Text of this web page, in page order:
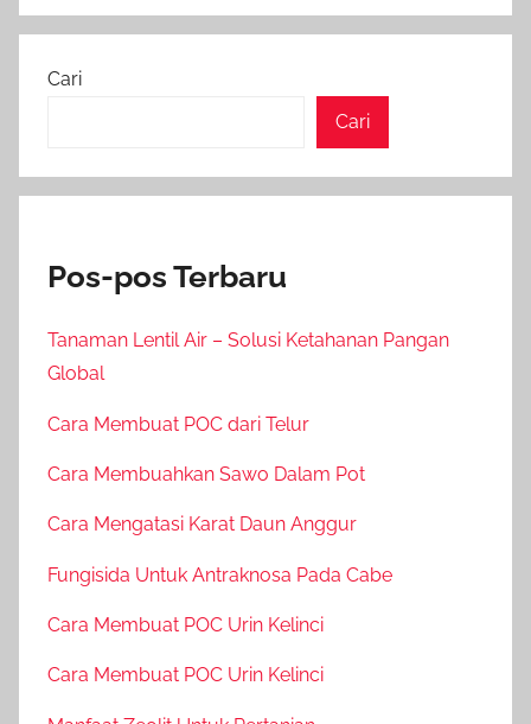
Cari
Cari
Pos-pos Terbaru
Tanaman Lentil Air – Solusi Ketahanan Pangan
Global
Cara Membuat POC dari Telur
Cara Membuahkan Sawo Dalam Pot
Cara Mengatasi Karat Daun Anggur
Fungisida Untuk Antraknosa Pada Cabe
Cara Membuat POC Urin Kelinci
Cara Membuat POC Urin Kelinci